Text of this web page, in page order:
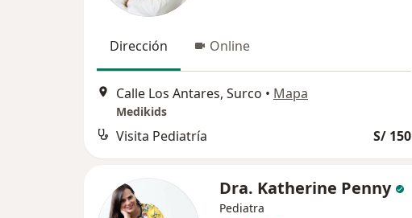
Dirección Online
Calle Los Antares, Surco • Mapa
Medikids
Visita Pediatría S/ 150
Dra. Katherine Penny
Pediatra